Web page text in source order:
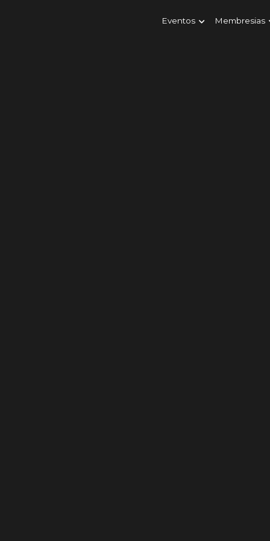
Eventos Membresias